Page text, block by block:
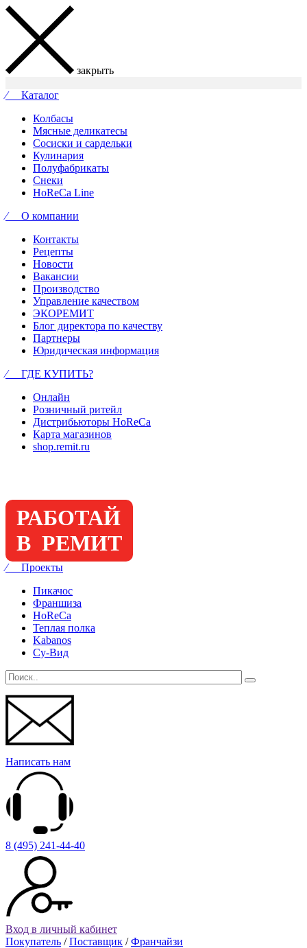
закрыть
⁄ Каталог
Колбасы
Мясные деликатесы
Сосиски и сардельки
Кулинария
Полуфабрикаты
Снеки
HoReCa Line
⁄ О компании
Контакты
Рецепты
Новости
Вакансии
Производство
Управление качеством
ЭКОРЕМИТ
Блог директора по качеству
Партнеры
Юридическая информация
⁄ ГДЕ КУПИТЬ?
Онлайн
Розничный ритейл
Дистрибьюторы HoReCa
Карта магазинов
shop.remit.ru
РАБОТАЙ
В РЕМИТ
⁄ Проекты
Пикачос
Франшиза
HoReCa
Теплая полка
Kabanos
Су-Вид
Написать нам
8 (495) 241-44-40
Вход в личный кабинет
Покупатель /Поставщик /Франчайзи